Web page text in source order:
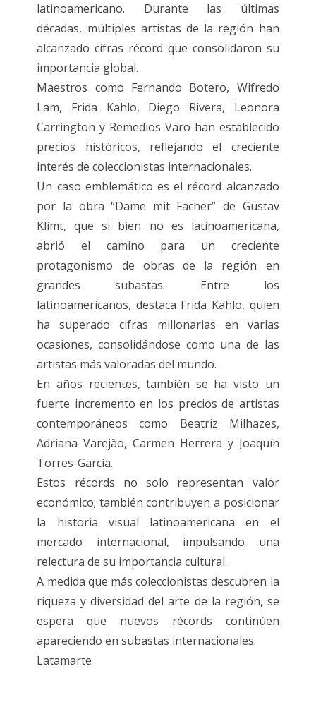
latinoamericano. Durante las últimas
décadas, múltiples artistas de la región han
alcanzado cifras récord que consolidaron su
importancia global.
Maestros como Fernando Botero, Wifredo
Lam, Frida Kahlo, Diego Rivera, Leonora
Carrington y Remedios Varo han establecido
precios históricos, reflejando el creciente
interés de coleccionistas internacionales.
Un caso emblemático es el récord alcanzado
por la obra “Dame mit Fächer” de Gustav
Klimt, que si bien no es latinoamericana,
abrió el camino para un creciente
protagonismo de obras de la región en
grandes subastas. Entre los
latinoamericanos, destaca Frida Kahlo, quien
ha superado cifras millonarias en varias
ocasiones, consolidándose como una de las
artistas más valoradas del mundo.
En años recientes, también se ha visto un
fuerte incremento en los precios de artistas
contemporáneos como Beatriz Milhazes,
Adriana Varejão, Carmen Herrera y Joaquín
Torres-García.
Estos récords no solo representan valor
económico; también contribuyen a posicionar
la historia visual latinoamericana en el
mercado internacional, impulsando una
relectura de su importancia cultural.
A medida que más coleccionistas descubren la
riqueza y diversidad del arte de la región, se
espera que nuevos récords continúen
apareciendo en subastas internacionales.
Latamarte